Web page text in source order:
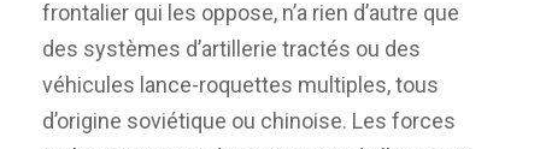
frontalier qui les oppose, n’a rien d’autre que
des systèmes d’artillerie tractés ou des
véhicules lance-roquettes multiples, tous
d’origine soviétique ou chinoise. Les forces